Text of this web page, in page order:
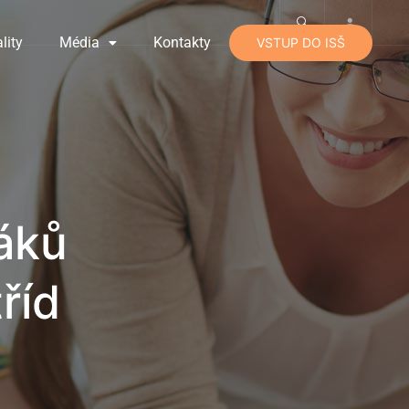
Média Kontakty VSTUP DO ISŠ